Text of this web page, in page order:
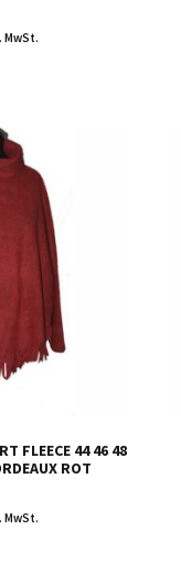
MwSt.
FLEECE 44 46 48
ROT
MwSt.